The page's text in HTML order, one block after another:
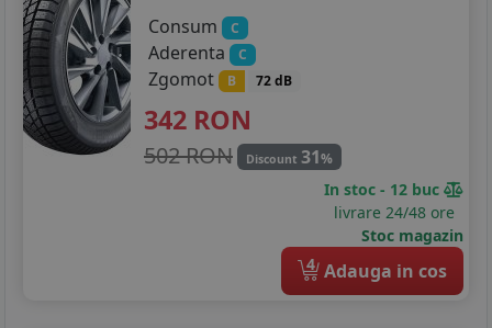
Consum
C
Aderenta C
Zgomot B 72 dB
342 RON
502 RON Discount 31%
In stoc - 12 buc
livrare 24/48 ore
Stoc magazin
4 Adauga in cos